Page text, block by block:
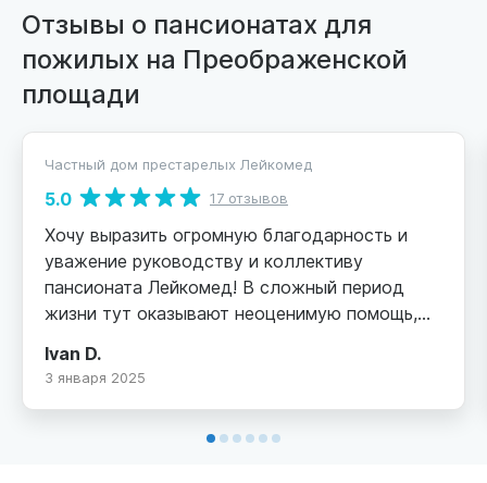
Отзывы о пансионатах для
пожилых на Преображенской
площади
Частный дом престарелых Лейкомед
5.0 17 отзывов
Хочу выразить огромную благодарность и
уважение руководству и коллективу
пансионата Лейкомед! В сложный период
жизни тут оказывают неоценимую помощь,
проживания, питание, уход за больными
людьми очень хорошие. Все достойно!
возможность быть на связи с персоналом и
Ivan D.
3 января 2025